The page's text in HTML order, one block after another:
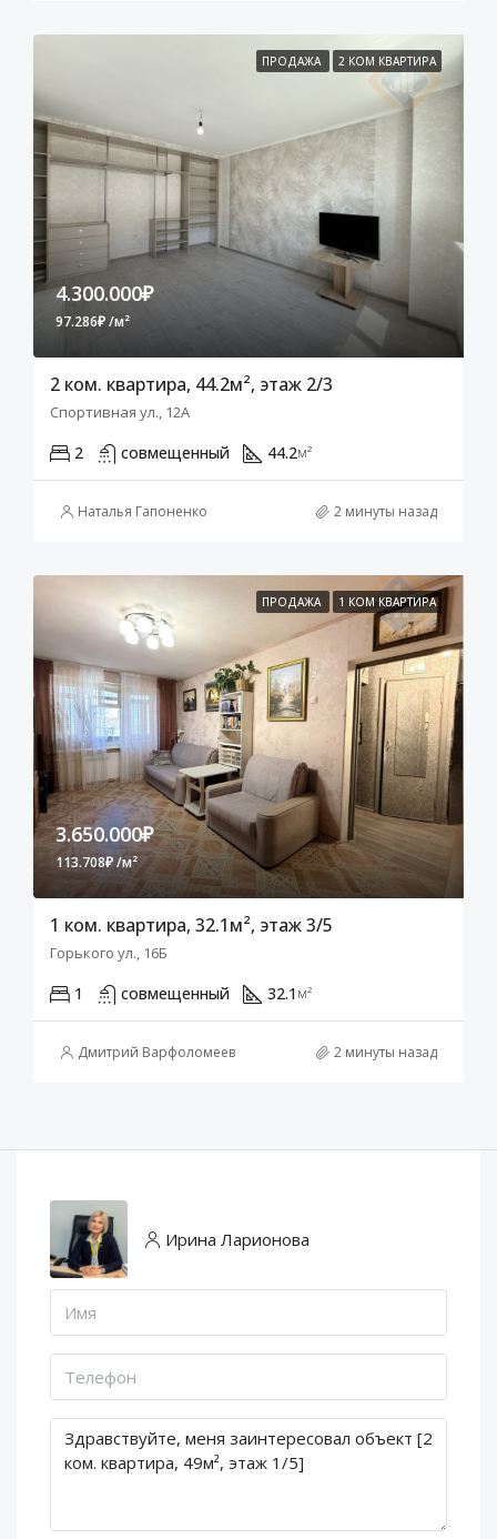
ПРОДАЖА 2 КОМ КВАРТИРА
4.300.000₽
97.286₽ /м²
2 ком. квартира, 44.2м², этаж 2/3
Спортивная ул., 12А
2 совмещенный 44.2м²
Наталья Гапоненко 2 минуты назад
ПРОДАЖА 1 КОМ КВАРТИРА
3.650.000₽
113.708₽ /м²
1 ком. квартира, 32.1м², этаж 3/5
Горького ул., 16Б
1 совмещенный 32.1м²
Дмитрий Варфоломеев 2 минуты назад
Ирина Ларионова